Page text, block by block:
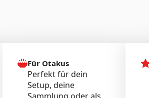
Für Otakus
Perfekt für dein
Setup, deine